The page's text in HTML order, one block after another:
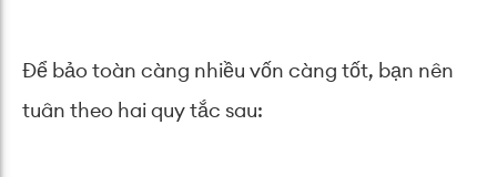
Để bảo toàn càng nhiều vốn càng tốt, bạn nên
tuân theo hai quy tắc sau: